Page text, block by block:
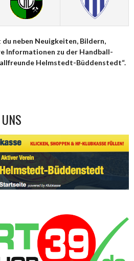
neben Neuigkeiten, Bildern,
Informationen zu der Handball-
Helmstedt-Büddenstedt“.